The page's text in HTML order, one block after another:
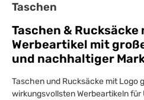
Taschen
Taschen & Rucksäcke
Werbeartikel mit
und nachhaltiger
Taschen und Rucksäcke mit Logo
wirkungsvollsten Werbeartikeln für